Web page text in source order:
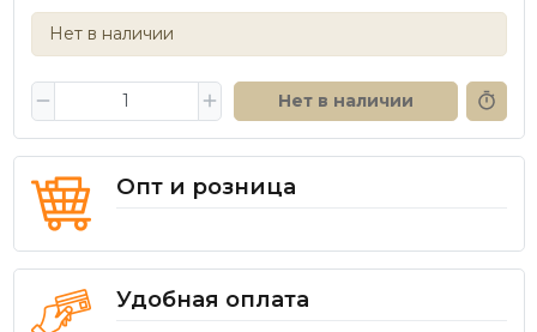
Нет в наличии
Нет в наличии
Опт и розница
Удобная оплата